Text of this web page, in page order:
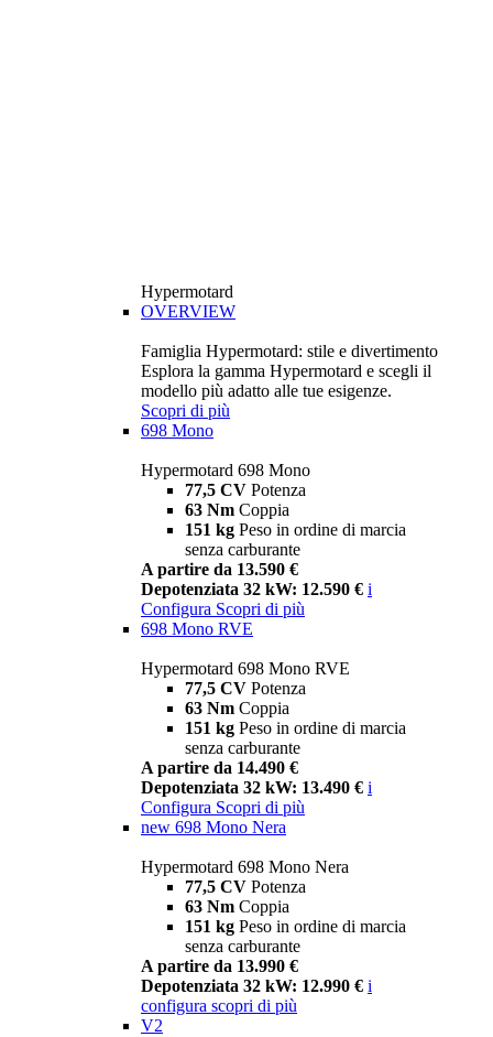
Hypermotard
OVERVIEW
Famiglia Hypermotard: stile e divertimento
Esplora la gamma Hypermotard e scegli il
modello più adatto alle tue esigenze.
Scopri di più
698 Mono
Hypermotard 698 Mono
77,5 CV Potenza
63 Nm Coppia
151 kg Peso in ordine di marcia
senza carburante
A partire da 13.590 €
Depotenziata 32 kW: 12.590 € i
Configura Scopri di più
698 Mono RVE
Hypermotard 698 Mono RVE
77,5 CV Potenza
63 Nm Coppia
151 kg Peso in ordine di marcia
senza carburante
A partire da 14.490 €
Depotenziata 32 kW: 13.490 € i
Configura Scopri di più
new 698 Mono Nera
Hypermotard 698 Mono Nera
77,5 CV Potenza
63 Nm Coppia
151 kg Peso in ordine di marcia
senza carburante
A partire da 13.990 €
Depotenziata 32 kW: 12.990 € i
configura scopri di più
V2